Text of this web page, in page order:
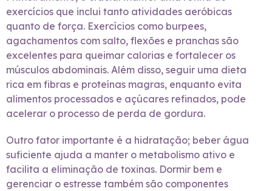
exercícios que inclui tanto atividades aeróbicas
quanto de força. Exercícios como burpees,
agachamentos com salto, flexões e pranchas são
excelentes para queimar calorias e fortalecer os
músculos abdominais. Além disso, seguir uma dieta
rica em fibras e proteínas magras, enquanto evita
alimentos processados e açúcares refinados, pode
acelerar o processo de perda de gordura.
Outro fator importante é a hidratação; beber água
suficiente ajuda a manter o metabolismo ativo e
facilita a eliminação de toxinas. Dormir bem e
gerenciar o estresse também são componentes